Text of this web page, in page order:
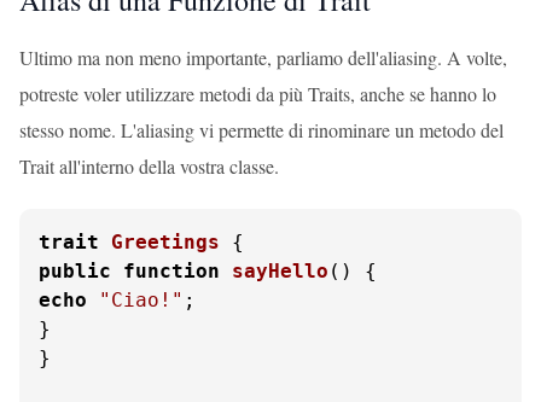
Ultimo ma non meno importante, parliamo dell'aliasing. A volte,
potreste voler utilizzare metodi da più Traits, anche se hanno lo
stesso nome. L'aliasing vi permette di rinominare un metodo del
Trait all'interno della vostra classe.
trait Greetings
public
function sayHello ( )
echo
"Ciao!" ;
}
}